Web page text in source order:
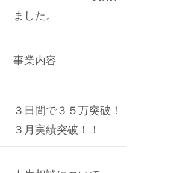
ました。
事業内容
３日間で３５万突破！
３月実績突破！！